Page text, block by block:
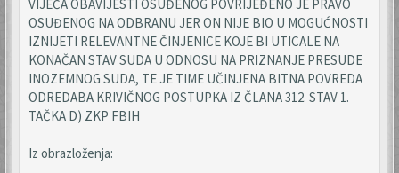
VIJEĆA OBAVIJESTI OSUĐENOG POVRIJEĐENO JE PRAVO
OSUĐENOG NA ODBRANU JER ON NIJE BIO U MOGUĆNOSTI
IZNIJETI RELEVANTNE ČINJENICE KOJE BI UTICALE NA
KONAČAN STAV SUDA U ODNOSU NA PRIZNANJE PRESUDE
INOZEMNOG SUDA, TE JE TIME UČINJENA BITNA POVREDA
ODREDABA KRIVIČNOG POSTUPKA IZ ČLANA 312. STAV 1.
TAČKA D) ZKP FBIH
Iz obrazloženja: